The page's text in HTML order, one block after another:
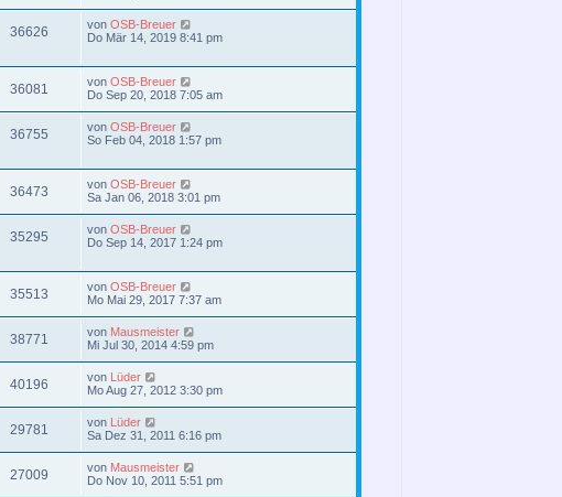
36626 von OSB-Breuer
Do Mär 14, 2019 8:41 pm
36081 von OSB-Breuer
Do Sep 20, 2018 7:05 am
36755 von OSB-Breuer
So Feb 04, 2018 1:57 pm
36473 von OSB-Breuer
Sa Jan 06, 2018 3:01 pm
35295 von OSB-Breuer
Do Sep 14, 2017 1:24 pm
35513 von OSB-Breuer
Mo Mai 29, 2017 7:37 am
38771 von Mausmeister
Mi Jul 30, 2014 4:59 pm
40196 von Lüder
Mo Aug 27, 2012 3:30 pm
29781 von Lüder
Sa Dez 31, 2011 6:16 pm
27009 von Mausmeister
Do Nov 10, 2011 5:51 pm